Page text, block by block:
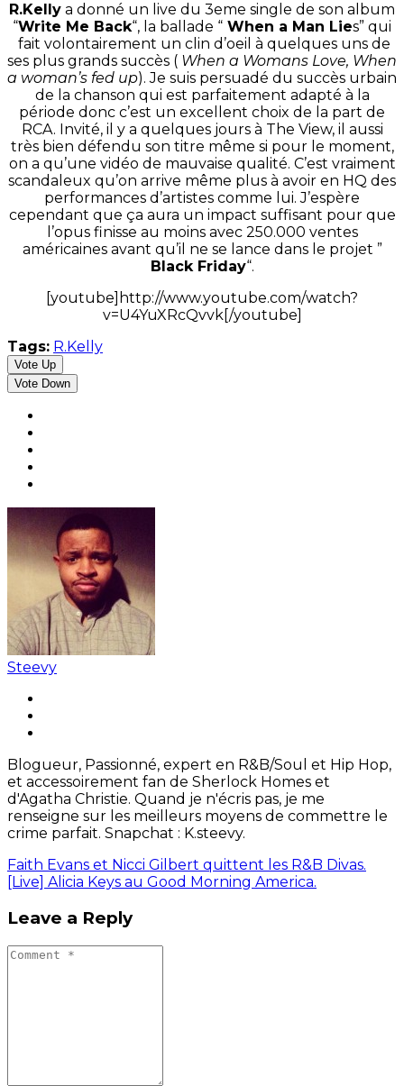
R.Kelly a donné un live du 3eme single de son album
“Write Me Back“, la ballade “ When a Man Lies” qui
fait volontairement un clin d’oeil à quelques uns de
ses plus grands succès ( When a Womans Love, When
a woman’s fed up). Je suis persuadé du succès urbain
de la chanson qui est parfaitement adapté à la
période donc c’est un excellent choix de la part de
RCA. Invité, il y a quelques jours à The View, il aussi
très bien défendu son titre même si pour le moment,
on a qu’une vidéo de mauvaise qualité. C’est vraiment
scandaleux qu’on arrive même plus à avoir en HQ des
performances d’artistes comme lui. J’espère
cependant que ça aura un impact suffisant pour que
l’opus finisse au moins avec 250.000 ventes
américaines avant qu’il ne se lance dans le projet ”
Black Friday“.
[youtube]http://www.youtube.com/watch?
v=U4YuXRcQvvk[/youtube]
Tags: R.Kelly
Vote Up
Vote Down
Steevy
Blogueur, Passionné, expert en R&B/Soul et Hip Hop,
et accessoirement fan de Sherlock Homes et
d'Agatha Christie. Quand je n'écris pas, je me
renseigne sur les meilleurs moyens de commettre le
crime parfait. Snapchat : K.steevy.
Faith Evans et Nicci Gilbert quittent les R&B Divas.
[Live] Alicia Keys au Good Morning America.
Leave a Reply